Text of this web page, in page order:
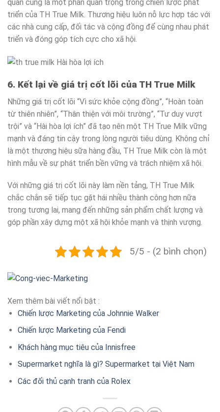
quan cũng là một phần quan trọng trong chiến lược phát
triển của TH True Milk. Thương hiệu luôn nỗ lực hợp tác với
các nhà cung cấp, đối tác và cộng đồng để cùng nhau phát
triển và đóng góp tích cực cho xã hội.
6. Kết lại về giá trị cốt lõi của TH True Milk
Những giá trị cốt lõi “Vì sức khỏe cộng đồng”, “Hoàn toàn
từ thiên nhiên”, “Thân thiện với môi trường”, “Tư duy vượt
trội” và “Hài hòa lợi ích” đã tạo nên một TH True Milk vững
mạnh và đáng tin cậy trong lòng người tiêu dùng. Không chỉ
là một thương hiệu sữa hàng đầu, TH True Milk còn là một
hình mẫu về sự phát triển bền vững và trách nhiệm xã hội.
Với những giá trị cốt lõi này làm nền tảng, TH True Milk
chắc chắn sẽ tiếp tục gặt hái nhiều thành công hơn nữa
trong tương lai, mang đến những sản phẩm chất lượng và
góp phần xây dựng một xã hội khỏe mạnh và thịnh vượng.
5/5 - (2 bình chọn)
Xem thêm bài viết nổi bật :
Chiến lược Marketing của Johnnie Walker
Chiến lược Marketing của Fendi
Khách hàng mục tiêu của Innisfree
Supermarket nghĩa là gì? Supermarket tại Việt Nam
Các đối thủ cạnh tranh của Rolex